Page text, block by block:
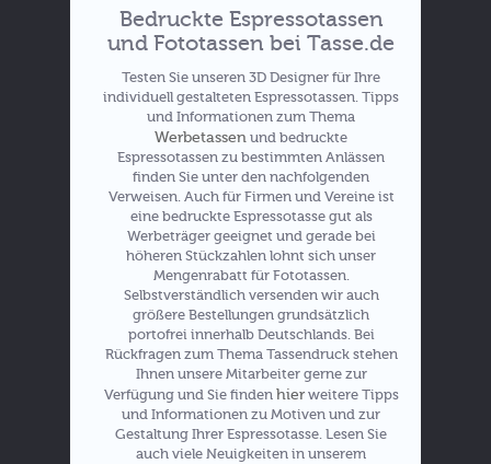
Hier zu den Rabatten
Preise für Ihre Fototasse
Bedruckte Espressotassen
und Fototassen bei Tasse.de
Testen Sie unseren 3D Designer für Ihre
individuell gestalteten Espressotassen. Tipps
und Informationen zum Thema
Werbetassen und bedruckte
Espressotassen zu bestimmten Anlässen
finden Sie unter den nachfolgenden
Verweisen. Auch für Firmen und Vereine ist
eine bedruckte Espressotasse gut als
Werbeträger geeignet und gerade bei
höheren Stückzahlen lohnt sich unser
Mengenrabatt für Fototassen.
Selbstverständlich versenden wir auch
größere Bestellungen grundsätzlich
portofrei innerhalb Deutschlands. Bei
Rückfragen zum Thema Tassendruck stehen
Ihnen unsere Mitarbeiter gerne zur
Verfügung und Sie finden hierweitere Tipps
und Informationen zu Motiven und zur
Gestaltung Ihrer Espressotasse. Lesen Sie
auch viele Neuigkeiten in unserem